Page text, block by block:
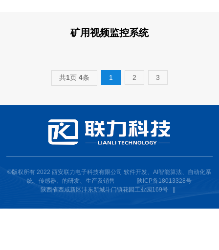
矿用视频监控系统
共1页 4条 1 2 3
©版权所有 2022 西安联力电子科技有限公司 软件开发、AI智能算法、自动化系
统、传感器、的研发、生产及销售
陕ICP备18013328号
陕西省西咸新区沣东新城斗门镇花园工业园169号 ||